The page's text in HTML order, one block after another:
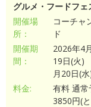
グルメ・フードフェ
開催場
所：
コーチャ
ド
開催期
間：
2026年4
19日(火)
月20日(
料金:
有料 通
3850円(